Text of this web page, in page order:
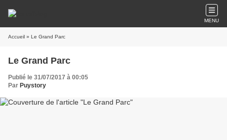
MENU
Accueil » Le Grand Parc
Le Grand Parc
Publié le 31/07/2017 à 00:05
Par Puystory